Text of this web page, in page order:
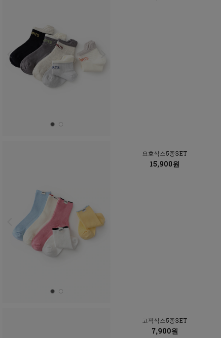
요호삭스5종SET
15,900원
고픽삭스5종SET
7,900원